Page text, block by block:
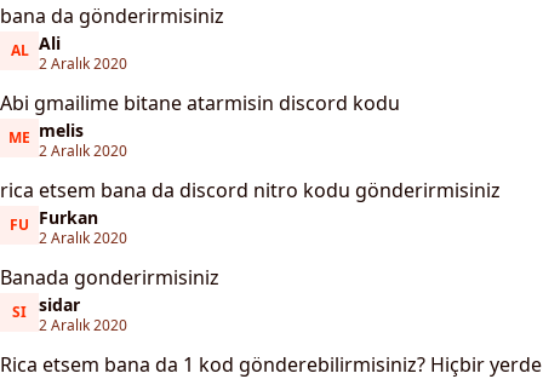
bana da gönderirmisiniz
AL
Ali
Ali
2 Aralık 2020
Abi gmailime bitane atarmisin discord kodu
MEmelis
melis
2 Aralık 2020
rica etsem bana da discord nitro kodu gönderirmisiniz
FUFurkan
Furkan
2 Aralık 2020
Banada gonderirmisiniz
SIsidar
sidar
2 Aralık 2020
Rica etsem bana da 1 kod gönderebilirmisiniz? Hiçbir yerde